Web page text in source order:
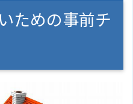
ための事前チ